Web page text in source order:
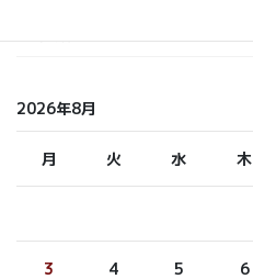
2026年8月
月 火 水 木
3 4 5 6